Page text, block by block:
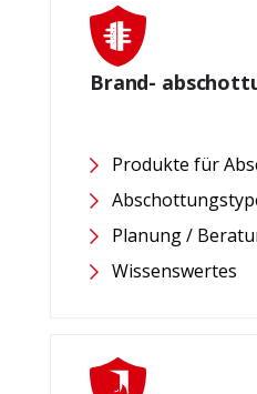
Brand-
Produkte für
Planung /
Wissenswertes